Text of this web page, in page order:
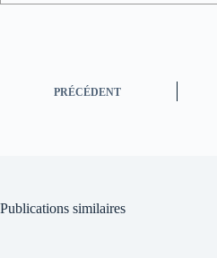
PRÉCÉDENT
Publications similaires